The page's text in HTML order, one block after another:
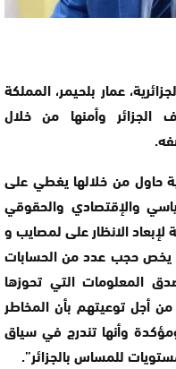
عمار بلحيمر، المملكة
الجزائر وأمنها من خلال
حاول من خلالها يغطي على
والإقتصادي والحقوقي
لإبعاد الانظار على لمصايب و
يخص حجب عدد من الحسابات
المعلومات التي تحوزها
أجل توعيتهم بأن المخاطر
وأنها تندرج في سياق
للمساس بالجزائر”.